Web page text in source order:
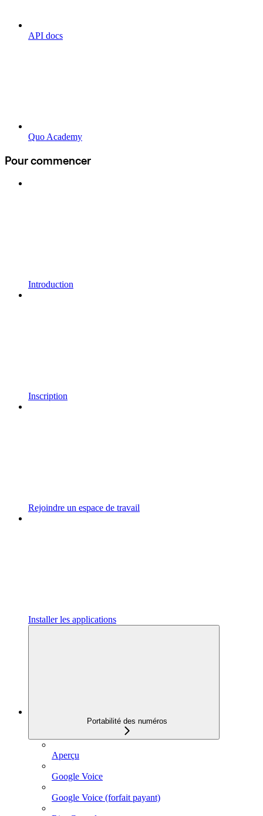
API docs
Quo Academy
Pour commencer
Introduction
Inscription
Rejoindre un espace de travail
Installer les applications
Portabilité des numéros
Aperçu
Google Voice
Google Voice (forfait payant)